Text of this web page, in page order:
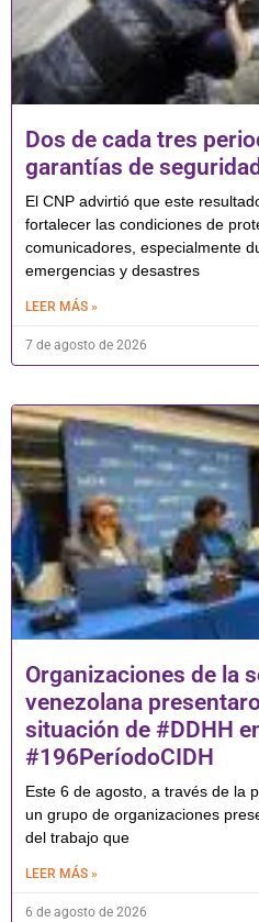
Dos de cada tres
garantías de
El CNP advirtió que este
fortalecer las condiciones de
comunicadores, especialmente
emergencias y desastres
LEER MÁS »
7 de agosto de 2026
Organizaciones de la
venezolana
situación de #DDHH
#196PeríodoCIDH
Este 6 de agosto, a través de la
un grupo de organizaciones
del trabajo que
LEER MÁS »
6 de agosto de 2026